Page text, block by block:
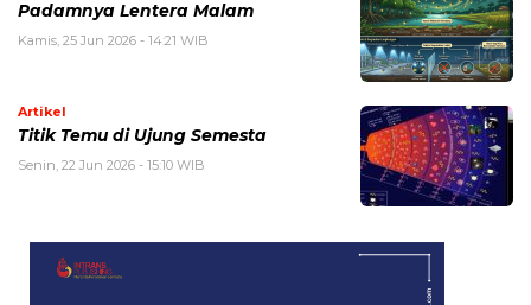
Padamnya Lentera Malam
Kamis, 25 Jun 2026 - 14:21 WIB
Artikel
Titik Temu di Ujung Semesta
Senin, 22 Jun 2026 - 15:10 WIB